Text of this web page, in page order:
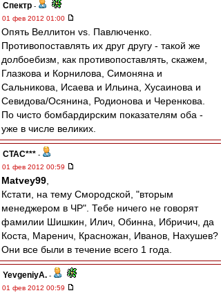
Спектр -
01 фев 2012 01:00
Опять Веллитон vs. Павлюченко.
Противопоставлять их друг другу - такой же
долбоебизм, как противопоставлять, скажем,
Глазкова и Корнилова, Симоняна и
Сальникова, Исаева и Ильина, Хусаинова и
Севидова/Осянина, Родионова и Черенкова.
По чисто бомбардирским показателям оба -
уже в числе великих.
CTAC*** -
01 фев 2012 00:59
Matvey99
Кстати, на тему Смородской, "вторым
менеджером в ЧР". Тебе ничего не говорят
фамилии Шишкин, Илич, Обинна, Ибричич, да
Коста, Маренич, Красножан, Иванов, Нахушев?
Они все были в течение всего 1 года.
YevgeniyA. -
01 фев 2012 00:59